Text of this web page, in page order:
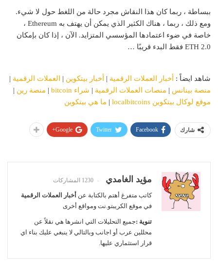
ببساطة ، ربما كان هذا النقاش مجرد حالة من اللغط حول لا شيء.
ومع ذلك ، ربما ، هناك الكثير الذي يمكن أن يهتف به Ethereum ،
خاصة في ضوء اعتمادها المؤسسي المتزايد. الآن ، إذا كان بإمكان
ETH 2.0 فقط البدء قريبًا …
شاهد ايضاً : أخبار العملات الرقمية | أخبار بيتكوين | العملات الرقمية |
منصة بينانس | منصات العملات الرقمية | شراء bitcoin | منصة رين |
موقع لوكال بيتكوين localbitcoins
| ما هي بيتكوين
شارك Facebook
Twitter
Google+
مؤيد الغامدي 1230 المشاركات
كاتب متفرغ أهتم بالكتابة عن أخبار العملات الرقمية
في موقع الكريبتو.نت ومواقع أخرى
تنوية :جميع التحليلات التي انشرها هي نقلاً عن
محللين عرب أو اجانب وبالتالي لا ينبغي عليك بناء اي
قرار استثماري عليها.